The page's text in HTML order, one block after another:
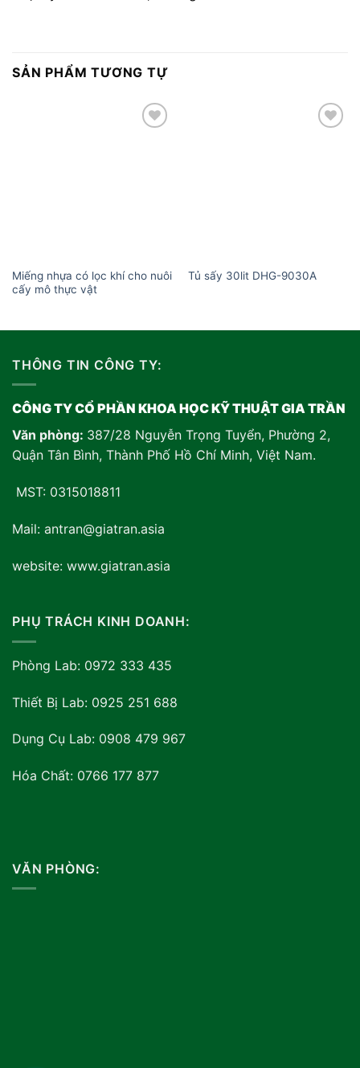
SẢN PHẨM TƯƠNG TỰ
Miếng nhựa có lọc khí cho nuôi
cấy mô thực vật
Tủ sấy 30lit DHG-9030A
THÔNG TIN CÔNG TY:
CÔNG TY CỔ PHẦN KHOA HỌC KỸ THUẬT GIA TRẦN
Văn phòng: 387/28 Nguyễn Trọng Tuyển, Phường 2,
Quận Tân Bình, Thành Phố Hồ Chí Minh, Việt Nam.
MST: 0315018811
Mail: antran@giatran.asia
website: www.giatran.asia
PHỤ TRÁCH KINH DOANH:
Phòng Lab: 0972 333 435
Thiết Bị Lab: 0925 251 688
Dụng Cụ Lab: 0908 479 967
Hóa Chất: 0766 177 877
VĂN PHÒNG: